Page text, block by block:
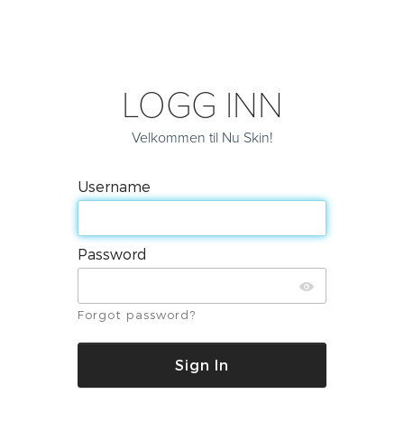
LOGG INN
Velkommen til Nu Skin!
Username
Password
Forgot password?